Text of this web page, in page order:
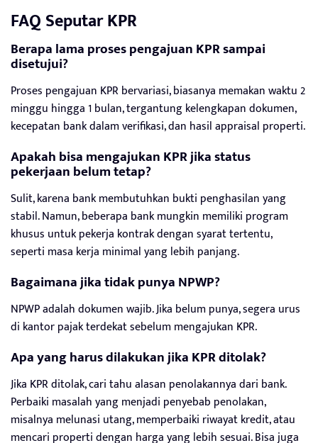
FAQ Seputar KPR
Berapa lama proses pengajuan KPR sampai
disetujui?
Proses pengajuan KPR bervariasi, biasanya memakan waktu 2
minggu hingga 1 bulan, tergantung kelengkapan dokumen,
kecepatan bank dalam verifikasi, dan hasil appraisal properti.
Apakah bisa mengajukan KPR jika status
pekerjaan belum tetap?
Sulit, karena bank membutuhkan bukti penghasilan yang
stabil. Namun, beberapa bank mungkin memiliki program
khusus untuk pekerja kontrak dengan syarat tertentu,
seperti masa kerja minimal yang lebih panjang.
Bagaimana jika tidak punya NPWP?
NPWP adalah dokumen wajib. Jika belum punya, segera urus
di kantor pajak terdekat sebelum mengajukan KPR.
Apa yang harus dilakukan jika KPR ditolak?
Jika KPR ditolak, cari tahu alasan penolakannya dari bank.
Perbaiki masalah yang menjadi penyebab penolakan,
misalnya melunasi utang, memperbaiki riwayat kredit, atau
mencari properti dengan harga yang lebih sesuai. Bisa juga